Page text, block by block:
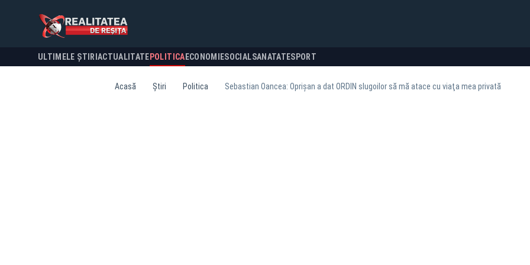
ULTIMELE ȘTIRI ACTUALITATE POLITICA ECONOMIESOCIALSANATATESPORT
Acasă Știri Politica Sebastian Oancea: Oprișan a dat ORDIN slugoilor să mă atace cu viaţa mea privată